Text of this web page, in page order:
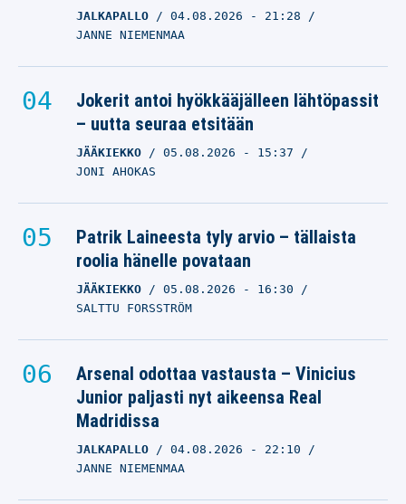
JALKAPALLO 04.08.2026 - 21:28
JANNE NIEMENMAA
Jokerit antoi hyökkääjälleen lähtöpassit
– uutta seuraa etsitään
JÄÄKIEKKO 05.08.2026 - 15:37
JONI AHOKAS
Patrik Laineesta tyly arvio – tällaista
roolia hänelle povataan
JÄÄKIEKKO 05.08.2026 - 16:30
SALTTU FORSSTRÖM
Arsenal odottaa vastausta – Vinicius
Junior paljasti nyt aikeensa Real
Madridissa
JALKAPALLO 04.08.2026 - 22:10
JANNE NIEMENMAA